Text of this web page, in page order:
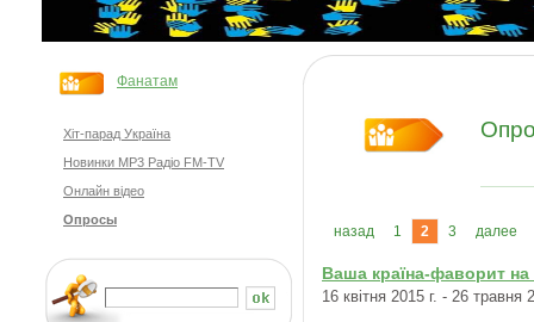
Фанатам
Хіт-парад Україна
Новинки MP3 Радіо FM-TV
Онлайн відео
Опросы
назад 1 2 3 далее
Ваша країна-фаворит на
16 квітня 2015 г. - 26 травня